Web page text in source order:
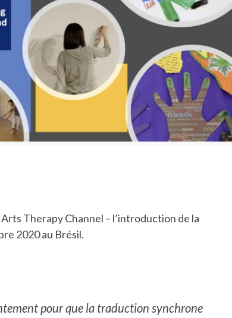
Therapy Channel – l’introduction de la
2020 au Brésil.
pour que la traduction synchrone